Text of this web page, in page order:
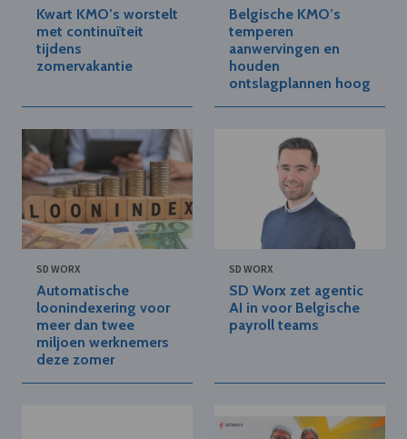
Kwart KMO’s worstelt
met continuïteit
tijdens
zomervakantie
Belgische KMO’s
temperen
aanwervingen en
houden
ontslagplannen hoog
SD WORX
Automatische
loonindexering voor
meer dan twee
miljoen werknemers
deze zomer
SD WORX
SD Worx zet agentic
AI in voor Belgische
payroll teams